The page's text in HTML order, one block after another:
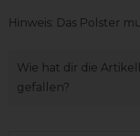
Hinweis: Das Polster
Wie hat dir die
gefallen?